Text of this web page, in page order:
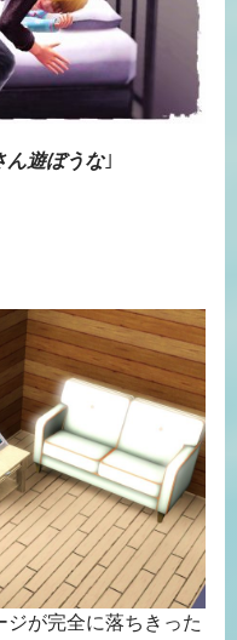
遊ぼうな｣
ジが完全に落ちきった